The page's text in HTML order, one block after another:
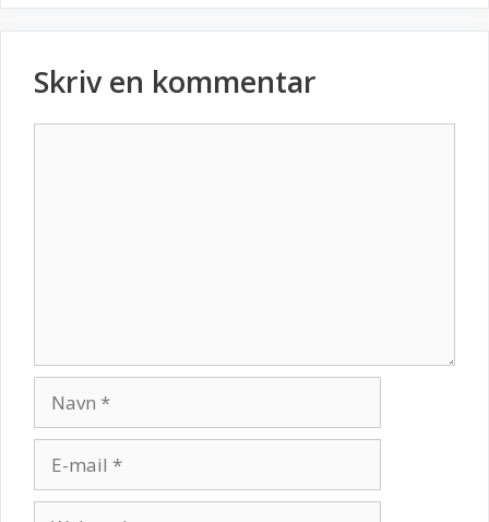
Skriv en kommentar
mail